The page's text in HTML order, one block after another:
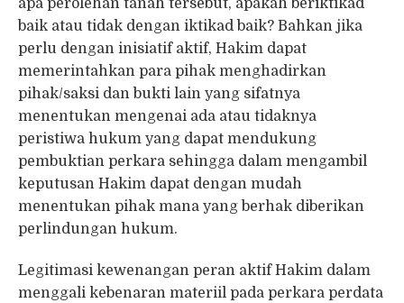
apa perolehan tanah tersebut, apakah beriktikad
baik atau tidak dengan iktikad baik? Bahkan jika
perlu dengan inisiatif aktif, Hakim dapat
memerintahkan para pihak menghadirkan
pihak/saksi dan bukti lain yang sifatnya
menentukan mengenai ada atau tidaknya
peristiwa hukum yang dapat mendukung
pembuktian perkara sehingga dalam mengambil
keputusan Hakim dapat dengan mudah
menentukan pihak mana yang berhak diberikan
perlindungan hukum.
Legitimasi kewenangan peran aktif Hakim dalam
menggali kebenaran materiil pada perkara perdata